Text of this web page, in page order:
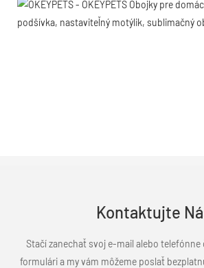
Kontaktujte
Stačí zanechať svoj e-mail alebo
formulári a my vám môžeme poslať